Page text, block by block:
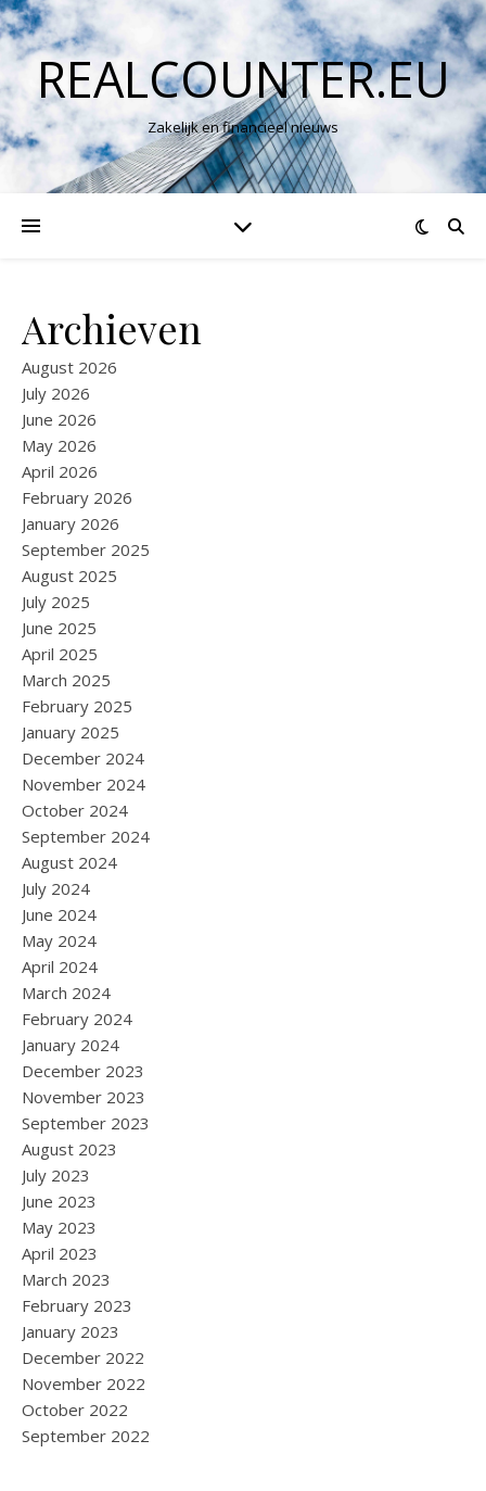
REALCOUNTER.EU
Zakelijk en financieel nieuws
Archieven
August 2026
July 2026
June 2026
May 2026
April 2026
February 2026
January 2026
September 2025
August 2025
July 2025
June 2025
April 2025
March 2025
February 2025
January 2025
December 2024
November 2024
October 2024
September 2024
August 2024
July 2024
June 2024
May 2024
April 2024
March 2024
February 2024
January 2024
December 2023
November 2023
September 2023
August 2023
July 2023
June 2023
May 2023
April 2023
March 2023
February 2023
January 2023
December 2022
November 2022
October 2022
September 2022